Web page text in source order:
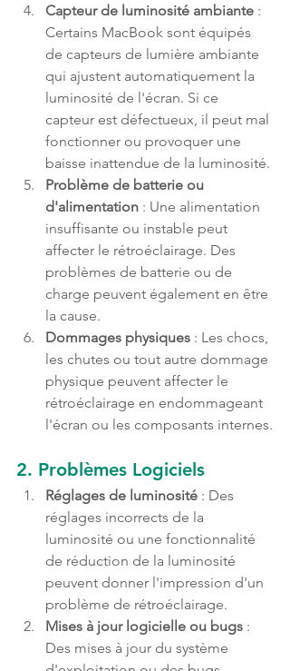
Capteur de luminosité ambiante :
Certains MacBook sont équipés
de capteurs de lumière ambiante
qui ajustent automatiquement la
luminosité de l'écran. Si ce
capteur est défectueux, il peut mal
fonctionner ou provoquer une
baisse inattendue de la luminosité.
Problème de batterie ou
d'alimentation : Une alimentation
insuffisante ou instable peut
affecter le rétroéclairage. Des
problèmes de batterie ou de
charge peuvent également en être
la cause.
Dommages physiques : Les chocs,
les chutes ou tout autre dommage
physique peuvent affecter le
rétroéclairage en endommageant
l'écran ou les composants internes.
2. Problèmes Logiciels
Réglages de luminosité : Des
réglages incorrects de la
luminosité ou une fonctionnalité
de réduction de la luminosité
peuvent donner l'impression d'un
problème de rétroéclairage.
Mises à jour logicielle ou bugs :
Des mises à jour du système